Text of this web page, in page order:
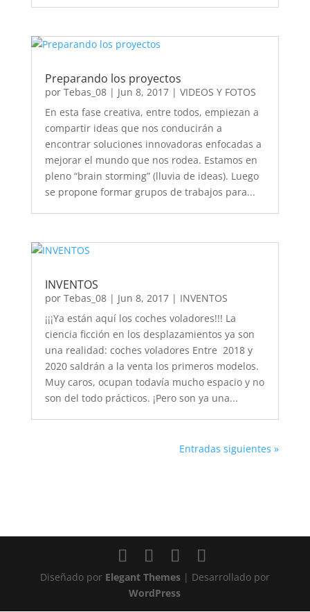
Preparando los proyectos
por Tebas_08| Jun 8, 2017| VIDEOS Y FOTOS
En esta fase creativa, entre todos, empiezan a
compartir ideas que nos conducirán a
encontrar soluciones innovadoras enfocadas a
mejorar el mundo que nos rodea. Estamos en
pleno “brain storming” (lluvia de ideas). Luego
se propone formar grupos de trabajos para...
INVENTOS
por Tebas_08| Jun 8, 2017| INVENTOS
¡¡¡Ya están aquí los coches voladores!!! La
ciencia ficción en los desplazamientos ya son
una realidad: coches voladores Entre 2018 y
2020 saldrán a la venta los primeros modelos.
Muy caros, ocupan todavía mucho espacio y no
son del todo prácticos. ¡Pero son ya una...
Entradas siguientes »
Diseñado por Elegant Themes| Desarrollado por
WordPress